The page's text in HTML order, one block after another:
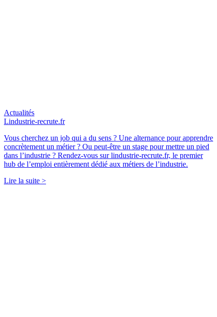
Actualités
Lindustrie-recrute.fr
Vous cherchez un job qui a du sens ? Une alternance pour apprendre
concrètement un métier ? Ou peut-être un stage pour mettre un pied
dans l’industrie ? Rendez-vous sur lindustrie-recrute.fr, le premier
hub de l’emploi entièrement dédié aux métiers de l’industrie.
Lire la suite >